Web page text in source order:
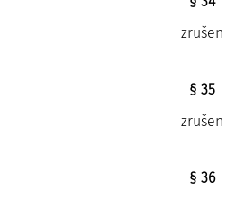
zrušen
§ 35
zrušen
§ 36